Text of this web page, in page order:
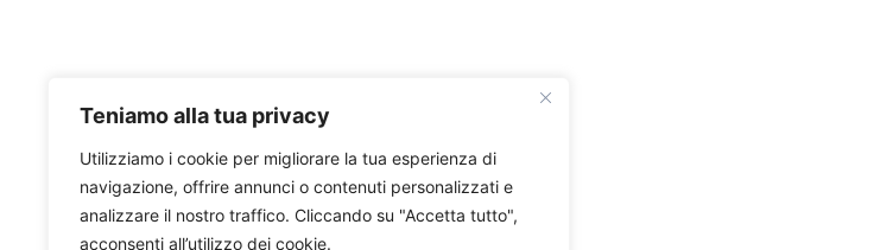
Teniamo alla tua privacy
Utilizziamo i cookie per migliorare la tua esperienza di
navigazione, offrire annunci o contenuti personalizzati e
analizzare il nostro traffico. Cliccando su "Accetta tutto",
acconsenti all’utilizzo dei cookie.